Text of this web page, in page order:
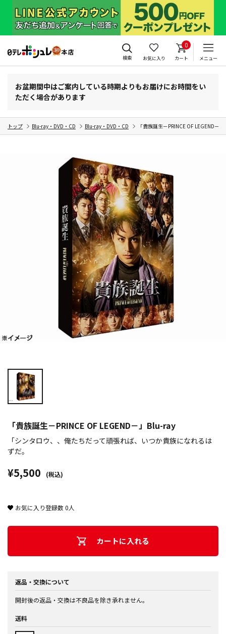
検索 お気に入り
0
カート メニュー
お盆期間中はご案内している時期よりもお届けにお時間をい
ただく場合があります
トップ Blu-ray・DVD・CD Blu-ray・DVD・CD 「貴族誕生－PRINCE OF LEGEND－
「貴族誕生－PRINCE OF LEGEND－」Blu-ray
「シンタロウ、、俺たちだって頑張れば、いつか貴族になれるは
ずだ。
¥5,500 (税込)
お気に入り登録数0人
カートに入れる
返品・交換について
開封後の返品・交換は不良品を除き承れません。
送料